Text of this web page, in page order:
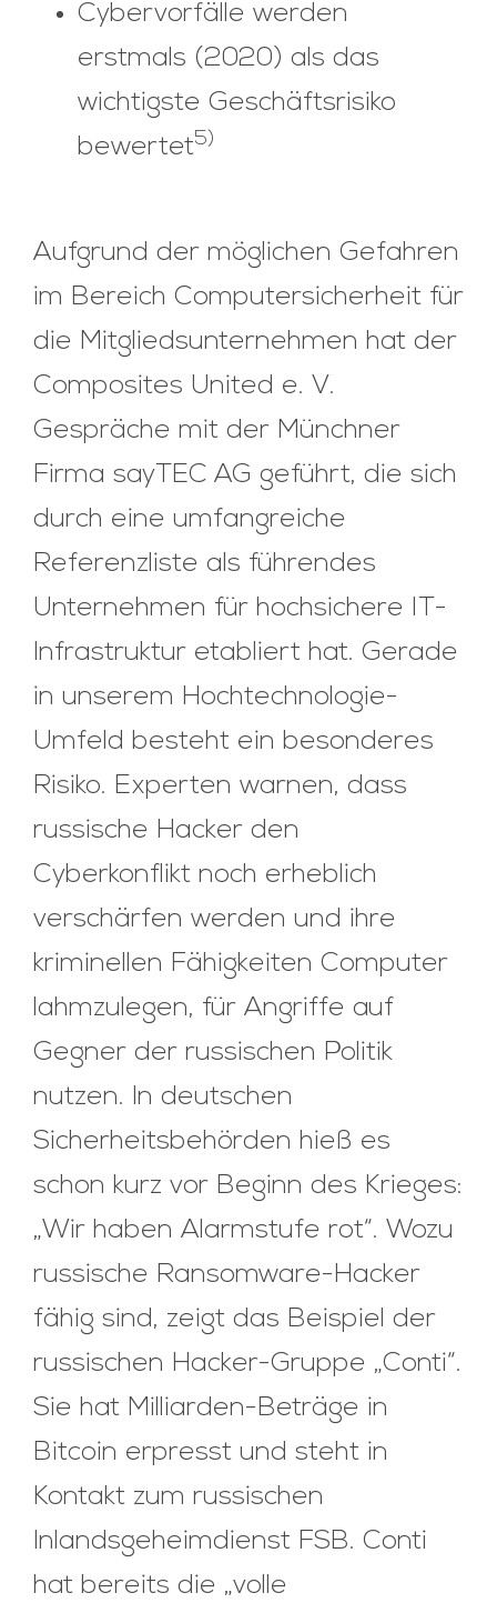
Cybervorfälle werden
erstmals (2020) als das
wichtigste Geschäftsrisiko
bewertet5)
Aufgrund der möglichen Gefahren
im Bereich Computersicherheit für
die Mitgliedsunternehmen hat der
Composites United e. V.
Gespräche mit der Münchner
Firma sayTEC AG geführt, die sich
durch eine umfangreiche
Referenzliste als führendes
Unternehmen für hochsichere IT-
Infrastruktur etabliert hat. Gerade
in unserem Hochtechnologie-
Umfeld besteht ein besonderes
Risiko. Experten warnen, dass
russische Hacker den
Cyberkonflikt noch erheblich
verschärfen werden und ihre
kriminellen Fähigkeiten Computer
lahmzulegen, für Angriffe auf
Gegner der russischen Politik
nutzen. In deutschen
Sicherheitsbehörden hieß es
schon kurz vor Beginn des Krieges:
„Wir haben Alarmstufe rot“. Wozu
russische Ransomware-Hacker
fähig sind, zeigt das Beispiel der
russischen Hacker-Gruppe „Conti“.
Sie hat Milliarden-Beträge in
Bitcoin erpresst und steht in
Kontakt zum russischen
Inlandsgeheimdienst FSB. Conti
hat bereits die „volle